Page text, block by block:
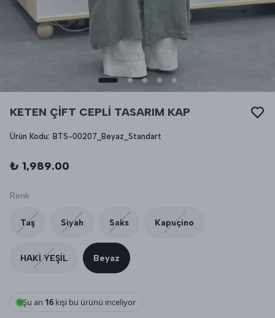
KETEN ÇİFT CEPLİ TASARIM KAP
Ürün Kodu: BTS-00207_Beyaz_Standart
₺ 1,989.00
Renk
Taş Siyah Saks Kapuçino
HAKİ YEŞİL Beyaz
Şu an 16kişi bu ürünü inceliyor